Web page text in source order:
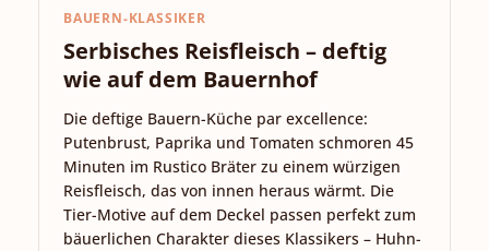
BAUERN-KLASSIKER
Serbisches Reisfleisch – deftig
wie auf dem Bauernhof
Die deftige Bauern-Küche par excellence:
Putenbrust, Paprika und Tomaten schmoren 45
Minuten im Rustico Bräter zu einem würzigen
Reisfleisch, das von innen heraus wärmt. Die
Tier-Motive auf dem Deckel passen perfekt zum
bäuerlichen Charakter dieses Klassikers – Huhn-